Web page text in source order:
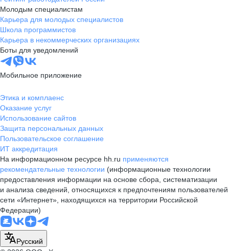
Молодым специалистам
Карьера для молодых специалистов
Школа программистов
Карьера в некоммерческих организациях
Боты для уведомлений
Мобильное приложение
Этика и комплаенс
Оказание услуг
Использование сайтов
Защита персональных данных
Пользовательское соглашение
ИТ аккредитация
На информационном ресурсе hh.ru применяются
рекомендательные технологии (информационные технологии
предоставления информации на основе сбора, систематизации
и анализа сведений, относящихся к предпочтениям пользователей
сети «Интернет», находящихся на территории Российской
Федерации)
Русский